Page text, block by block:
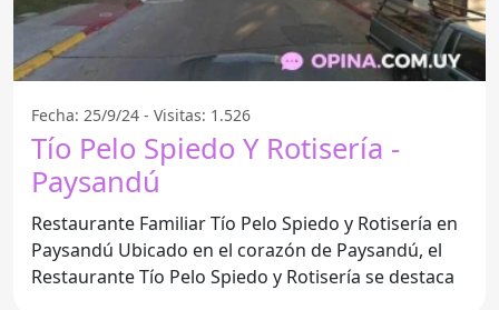
Fecha: 25/9/24 - Visitas: 1.526
Tío Pelo Spiedo Y Rotisería -
Paysandú
Restaurante Familiar Tío Pelo Spiedo y Rotisería en
Paysandú Ubicado en el corazón de Paysandú, el
Restaurante Tío Pelo Spiedo y Rotisería se destaca